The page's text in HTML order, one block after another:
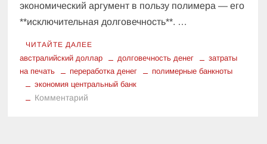
экономический аргумент в пользу полимера — его
**исключительная долговечность**. …
ЧИТАЙТЕ ДАЛЕЕ
австралийский доллар долговечность денег
затраты
на печать
переработка денег
полимерные банкноты
экономия центральный банк
Комментарий